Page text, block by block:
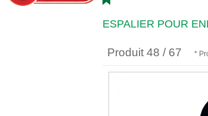
ESPALIER POUR
Produit 48 / 67 *